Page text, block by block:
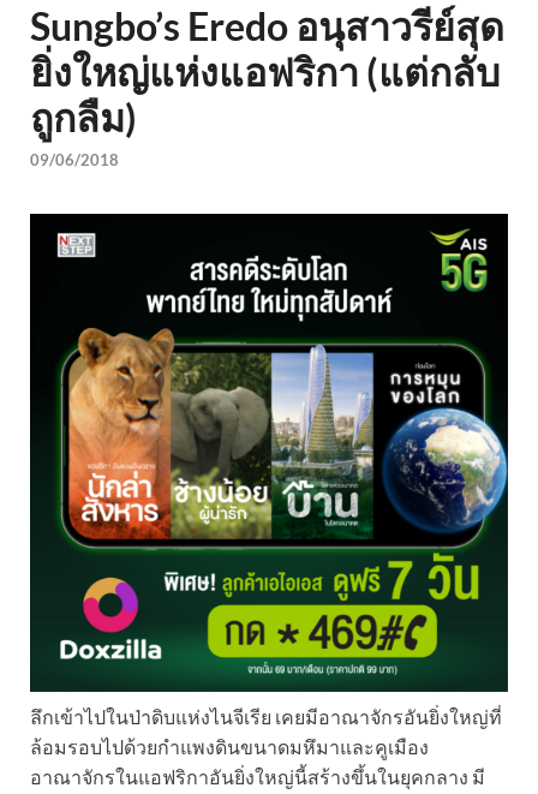
Sungbo’s Eredo อนุสาวรีย์สุด
ยิ่งใหญ่แห่งแอฟริกา (แต่กลับ
ถูกลืม)
09/06/2018
ลึกเข้าไปในป่าดิบแห่งไนจีเรีย เคยมีอาณาจักรอันยิ่งใหญ่ที่
ล้อมรอบไปด้วยกำแพงดินขนาดมหึมาและคูเมือง
อาณาจักรในแอฟริกาอันยิ่งใหญ่นี้สร้างขึ้นในยุคกลาง มี